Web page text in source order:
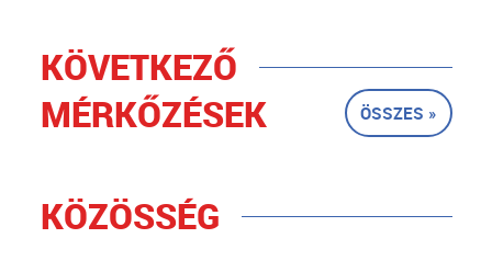
KÖVETKEZŐ
MÉRKŐZÉSEK
ÖSSZES »
KÖZÖSSÉG